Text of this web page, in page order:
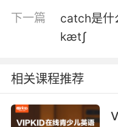
下一篇
catch是什
kætʃ
相关课程推荐